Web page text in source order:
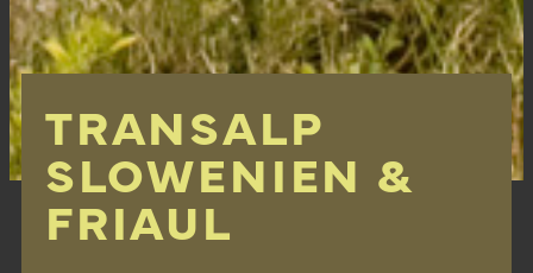
TRANSALP
SLOWENIEN &
FRIAUL